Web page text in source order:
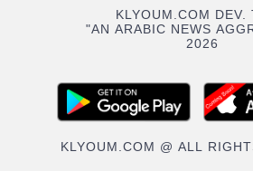
KLYOUM.COM DEV.
"AN ARABIC NEWS
2026
KLYOUM.COM @ ALL